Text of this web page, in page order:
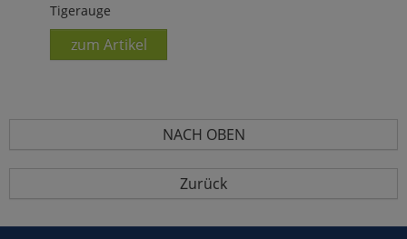
Tigerauge
zum Artikel
NACH OBEN
Zurück